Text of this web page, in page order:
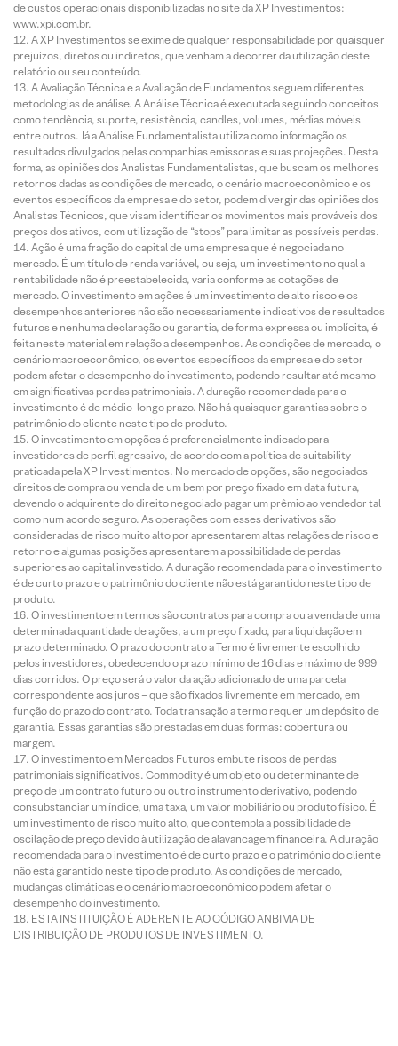
de custos operacionais disponibilizadas no site da XP Investimentos:
www.xpi.com.br.
A XP Investimentos se exime de qualquer responsabilidade por quaisquer
prejuízos, diretos ou indiretos, que venham a decorrer da utilização deste
relatório ou seu conteúdo.
A Avaliação Técnica e a Avaliação de Fundamentos seguem diferentes
metodologias de análise. A Análise Técnica é executada seguindo conceitos
como tendência, suporte, resistência, candles, volumes, médias móveis
entre outros. Já a Análise Fundamentalista utiliza como informação os
resultados divulgados pelas companhias emissoras e suas projeções. Desta
forma, as opiniões dos Analistas Fundamentalistas, que buscam os melhores
retornos dadas as condições de mercado, o cenário macroeconômico e os
eventos específicos da empresa e do setor, podem divergir das opiniões dos
Analistas Técnicos, que visam identificar os movimentos mais prováveis dos
preços dos ativos, com utilização de “stops” para limitar as possíveis perdas.
Ação é uma fração do capital de uma empresa que é negociada no
mercado. É um título de renda variável, ou seja, um investimento no qual a
rentabilidade não é preestabelecida, varia conforme as cotações de
mercado. O investimento em ações é um investimento de alto risco e os
desempenhos anteriores não são necessariamente indicativos de resultados
futuros e nenhuma declaração ou garantia, de forma expressa ou implícita, é
feita neste material em relação a desempenhos. As condições de mercado, o
cenário macroeconômico, os eventos específicos da empresa e do setor
podem afetar o desempenho do investimento, podendo resultar até mesmo
em significativas perdas patrimoniais. A duração recomendada para o
investimento é de médio-longo prazo. Não há quaisquer garantias sobre o
patrimônio do cliente neste tipo de produto.
O investimento em opções é preferencialmente indicado para
investidores de perfil agressivo, de acordo com a política de suitability
praticada pela XP Investimentos. No mercado de opções, são negociados
direitos de compra ou venda de um bem por preço fixado em data futura,
devendo o adquirente do direito negociado pagar um prêmio ao vendedor tal
como num acordo seguro. As operações com esses derivativos são
consideradas de risco muito alto por apresentarem altas relações de risco e
retorno e algumas posições apresentarem a possibilidade de perdas
superiores ao capital investido. A duração recomendada para o investimento
é de curto prazo e o patrimônio do cliente não está garantido neste tipo de
produto.
O investimento em termos são contratos para compra ou a venda de uma
determinada quantidade de ações, a um preço fixado, para liquidação em
prazo determinado. O prazo do contrato a Termo é livremente escolhido
pelos investidores, obedecendo o prazo mínimo de 16 dias e máximo de 999
dias corridos. O preço será o valor da ação adicionado de uma parcela
correspondente aos juros – que são fixados livremente em mercado, em
função do prazo do contrato. Toda transação a termo requer um depósito de
garantia. Essas garantias são prestadas em duas formas: cobertura ou
margem.
O investimento em Mercados Futuros embute riscos de perdas
patrimoniais significativos. Commodity é um objeto ou determinante de
preço de um contrato futuro ou outro instrumento derivativo, podendo
consubstanciar um índice, uma taxa, um valor mobiliário ou produto físico. É
um investimento de risco muito alto, que contempla a possibilidade de
oscilação de preço devido à utilização de alavancagem financeira. A duração
recomendada para o investimento é de curto prazo e o patrimônio do cliente
não está garantido neste tipo de produto. As condições de mercado,
mudanças climáticas e o cenário macroeconômico podem afetar o
desempenho do investimento.
ESTA INSTITUIÇÃO É ADERENTE AO CÓDIGO ANBIMA DE
DISTRIBUIÇÃO DE PRODUTOS DE INVESTIMENTO.